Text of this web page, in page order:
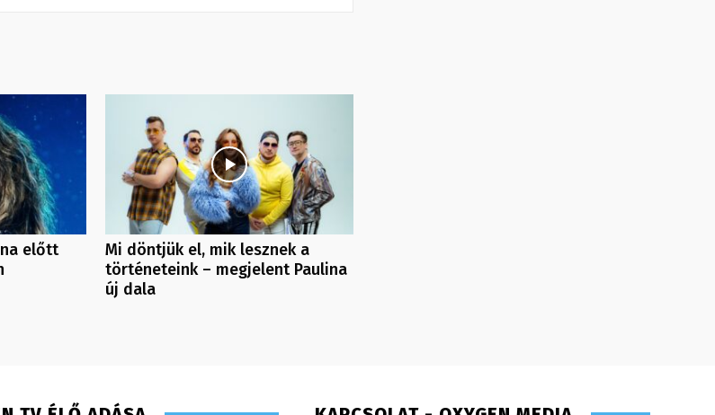
előtt
Mi döntjük el, mik lesznek a
történeteink – megjelent Paulina
új dala